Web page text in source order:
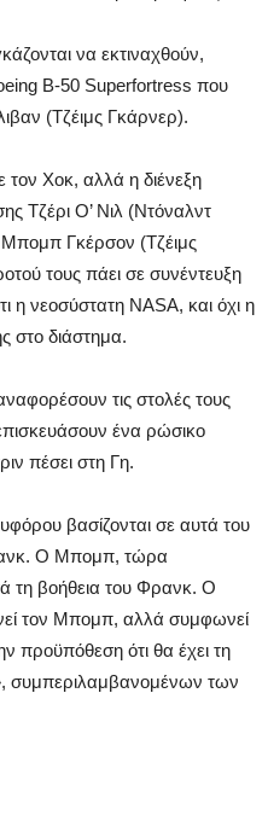
να εκτιναχθούν,
B-50 Superfortress που
(Τζέιμς Γκάρνερ).
Χοκ, αλλά η διένεξη
Τζέρι Ο’ Νιλ (Ντόναλντ
Μπομπ Γκέρσον (Τζέιμς
τους πάει σε συνέντευξη
η νεοσύστατη NASA, και όχι η
στο διάστημα.
τις στολές τους
ένα ρώσικο
πέσει στη Γη.
βασίζονται σε αυτά του
Ο Μπομπ, τώρα
τη βοήθεια του Φρανκ. Ο
τον Μπομπ, αλλά συμφωνεί
προϋπόθεση ότι θα έχει τη
συμπεριλαμβανομένων των